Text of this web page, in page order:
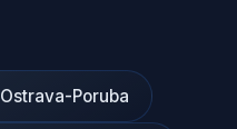
Ostrava-Poruba